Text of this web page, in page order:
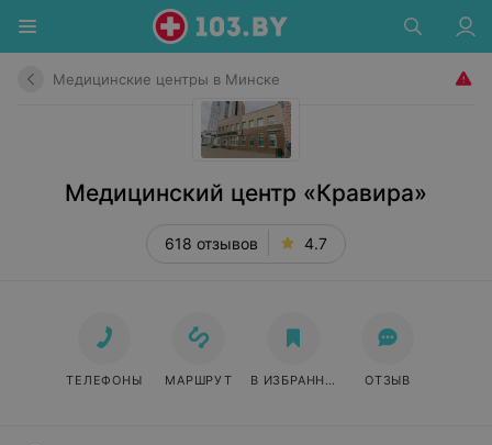
Медицинские центры в Минске
Медицинский центр «Кравира»
618 отзывов 4.7
ТЕЛЕФОНЫ МАРШРУТ В ИЗБРАННОЕ ОТЗЫВ